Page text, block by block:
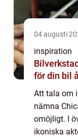
04 augusti
inspiration
Bilverkstad umeå så
för din bil
Att tala om
nämna
omöjligt. I
ikoniska